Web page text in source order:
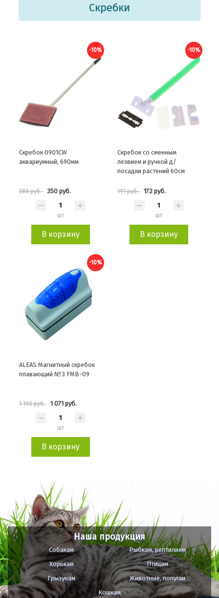
Скребки
-10%
Скребок 0901CW
аквариумный, 690мм
388 руб. 350 руб.
шт
В корзину
-10%
Скребок со сменным
лезвием и ручкой д/
посадки растений 60см
191 руб. 172 руб.
шт
В корзину
-10%
ALEAS Магнитный скребок
плавающий №3 FMB-09
1 190 руб. 1 071 руб.
шт
В корзину
Наша продукция
Собакам
Рыбкам, рептилиям
Хорькам
Птицам
Грызунам
Животные, попугаи
Кошкам